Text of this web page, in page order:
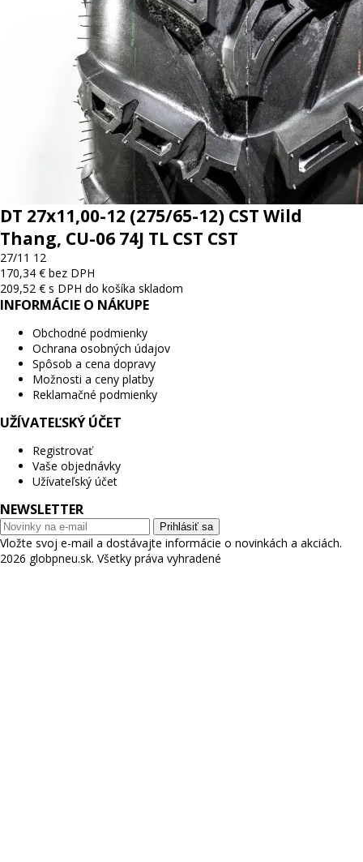
DT 27x11,00-12 (275/65-12) CST Wild
Thang, CU-06 74J TL CST CST
27/11 12
170,34 € bez DPH
209,52 € s DPH do košíka skladom
INFORMÁCIE O NÁKUPE
Obchodné podmienky
Ochrana osobných údajov
Spôsob a cena dopravy
Možnosti a ceny platby
Reklamačné podmienky
UŽÍVATEĽSKÝ ÚČET
Registrovať
Vaše objednávky
Užívateľský účet
NEWSLETTER
Prihlásiť sa
Vložte svoj e-mail a dostávajte informácie o novinkách a akciách.
2026 globpneu.sk. Všetky práva vyhradené